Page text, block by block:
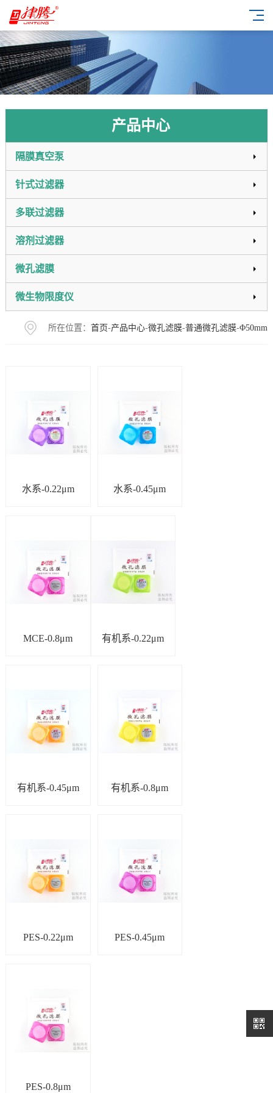
产品中心
隔膜真空泵
针式过滤器
多联过滤器
溶剂过滤器
微孔滤膜
微生物限度仪
所在位置：首页-产品中心-微孔滤膜-普通微孔滤膜-Φ50mm
水系-0.22μm 水系-0.45μm
MCE-0.8μm 有机系-0.22μm
有机系-0.45μm 有机系-0.8μm
PES-0.22μm PES-0.45μm
PES-0.8μm